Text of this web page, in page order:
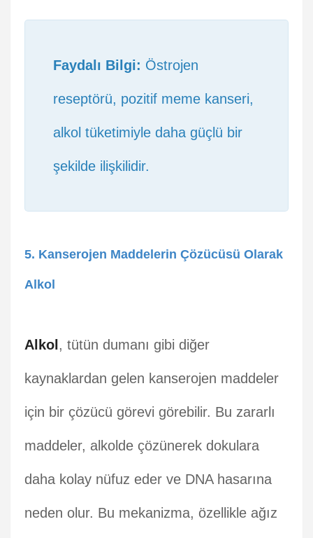
Faydalı Bilgi: Östrojen
reseptörü, pozitif meme kanseri,
alkol tüketimiyle daha güçlü bir
şekilde ilişkilidir.
5. Kanserojen Maddelerin Çözücüsü Olarak
Alkol
Alkol , tütün dumanı gibi diğer
kaynaklardan gelen kanserojen maddeler
için bir çözücü görevi görebilir. Bu zararlı
maddeler, alkolde çözünerek dokulara
daha kolay nüfuz eder ve DNA hasarına
neden olur. Bu mekanizma, özellikle ağız